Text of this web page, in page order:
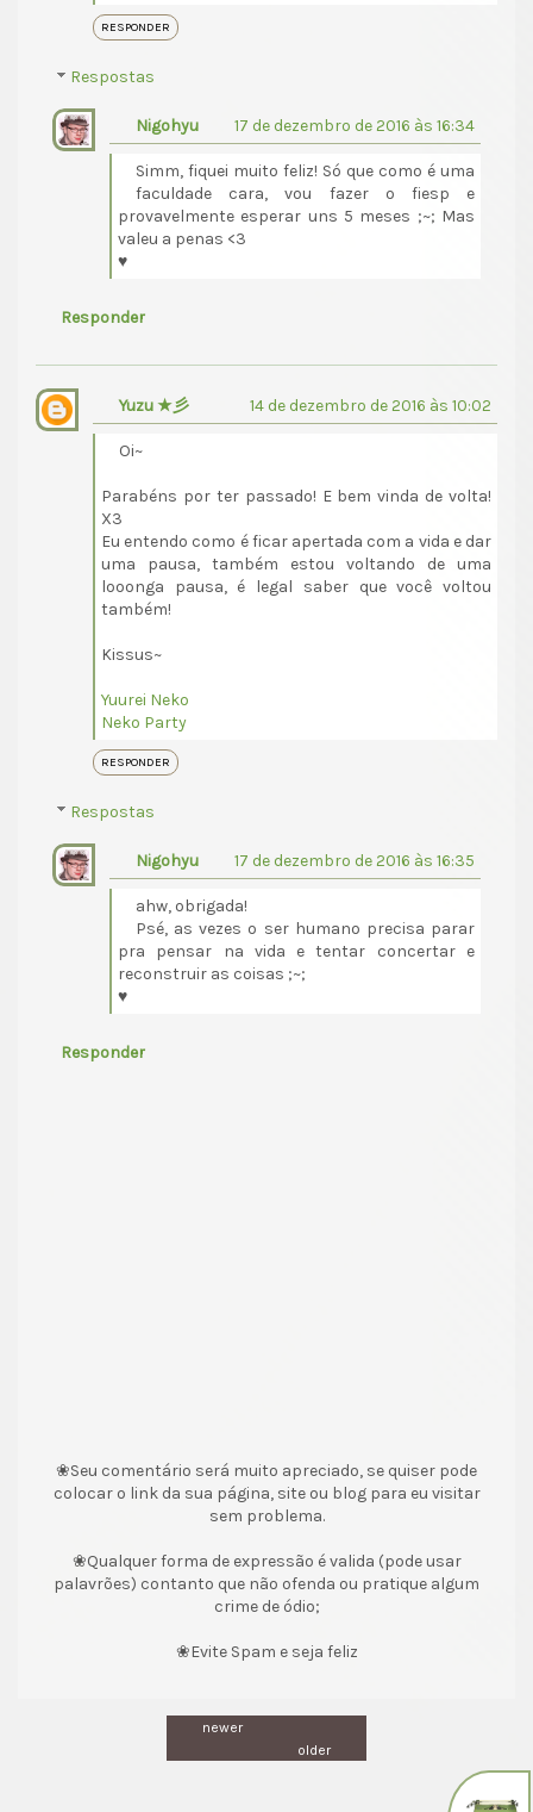
RESPONDER
Respostas
Nigohyu 17 de dezembro de 2016 às 16:34
Simm, fiquei muito feliz! Só que como é uma
faculdade cara, vou fazer o fiesp e
provavelmente esperar uns 5 meses ;~; Mas
valeu a penas <3
♥
Responder
Yuzu ★彡 14 de dezembro de 2016 às 10:02
Oi~
Parabéns por ter passado! E bem vinda de volta!
X3
Eu entendo como é ficar apertada com a vida e dar
uma pausa, também estou voltando de uma
looonga pausa, é legal saber que você voltou
também!
Kissus~
Yuurei Neko
Neko Party
RESPONDER
Respostas
Nigohyu 17 de dezembro de 2016 às 16:35
ahw, obrigada!
Psé, as vezes o ser humano precisa parar
pra pensar na vida e tentar concertar e
reconstruir as coisas ;~;
♥
Responder
❀Seu comentário será muito apreciado, se quiser pode
colocar o link da sua página, site ou blog para eu visitar
sem problema.
❀Qualquer forma de expressão é valida (pode usar
palavrões) contanto que não ofenda ou pratique algum
crime de ódio;
❀Evite Spam e seja feliz
newer
older